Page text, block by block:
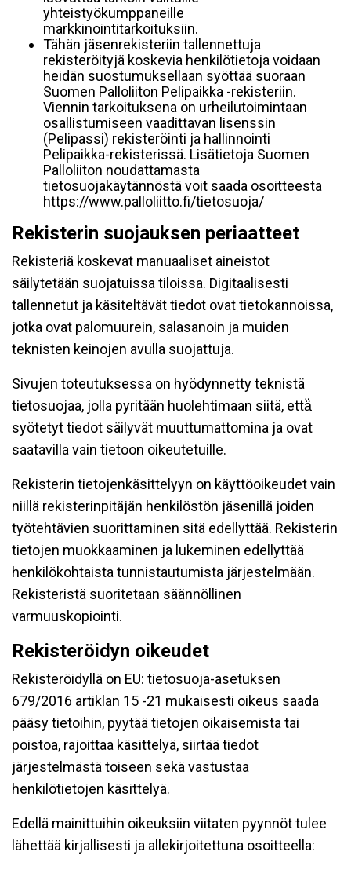
yhteistyökumppaneille
markkinointitarkoituksiin.
Tähän jäsenrekisteriin tallennettuja
rekisteröityjä koskevia henkilötietoja voidaan
heidän suostumuksellaan syöttää suoraan
Suomen Palloliiton Pelipaikka -rekisteriin.
Viennin tarkoituksena on urheilutoimintaan
osallistumiseen vaadittavan lisenssin
(Pelipassi) rekisteröinti ja hallinnointi
Pelipaikka-rekisterissä. Lisätietoja Suomen
Palloliiton noudattamasta
tietosuojakäytännöstä voit saada osoitteesta
https://www.palloliitto.fi/tietosuoja/
Rekisterin suojauksen periaatteet
Rekisteriä koskevat manuaaliset aineistot
säilytetään suojatuissa tiloissa. Digitaalisesti
tallennetut ja käsiteltävät tiedot ovat tietokannoissa,
jotka ovat palomuurein, salasanoin ja muiden
teknisten keinojen avulla suojattuja.
Sivujen toteutuksessa on hyödynnetty teknistä
tietosuojaa, jolla pyritään huolehtimaan siitä, että̈
syötetyt tiedot säilyvät muuttumattomina ja ovat
saatavilla vain tietoon oikeutetuille.
Rekisterin tietojenkäsittelyyn on käyttöoikeudet vain
niillä rekisterinpitäjän henkilöstön jäsenillä joiden
työtehtävien suorittaminen sitä edellyttää. Rekisterin
tietojen muokkaaminen ja lukeminen edellyttää
henkilökohtaista tunnistautumista järjestelmään.
Rekisteristä suoritetaan säännöllinen
varmuuskopiointi.
Rekisteröidyn oikeudet
Rekisteröidyllä on EU: tietosuoja-asetuksen
679/2016 artiklan 15 -21 mukaisesti oikeus saada
pääsy tietoihin, pyytää tietojen oikaisemista tai
poistoa, rajoittaa käsittelyä, siirtää tiedot
järjestelmästä toiseen sekä vastustaa
henkilötietojen käsittelyä.
Edellä mainittuihin oikeuksiin viitaten pyynnöt tulee
lähettää kirjallisesti ja allekirjoitettuna osoitteella: